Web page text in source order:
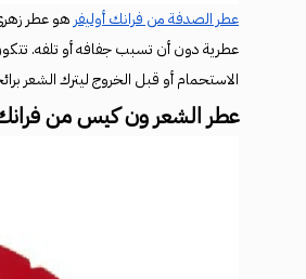
عطر الصدفة من فرانك أوليفرهو عطر
عطرية دون أن تسبب جفافه أو تلفه.
الاستحمام أو قبل الخروج ليترك الشعر
عطر الشعر ون كيس من فرانك